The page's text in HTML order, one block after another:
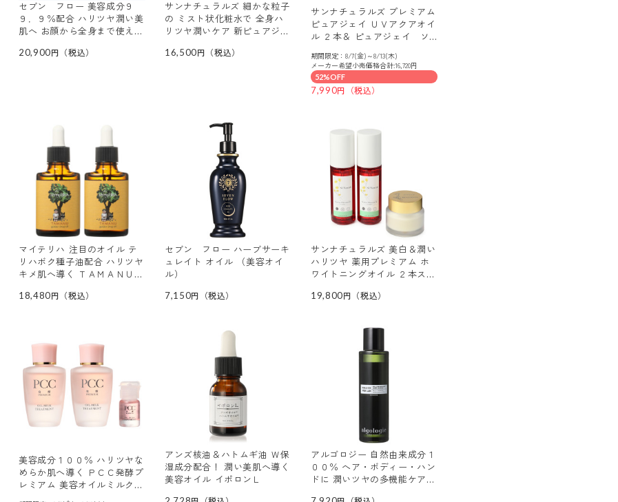
セブン フロー 美容成分９
９．９％配合 ハリツヤ潤い美
肌へ お顔から全身まで使え
オイル ３本分セット
20,900
サンナチュラルズ 細かな粒子
の ミスト状化粧水で 全身ハ
リツヤ潤いケア 新ピュアジェ
本セット
16,500
サンナチュラルズ プレミアム
ピュアジェイ ＵＶアクアオイ
ル ２本＆ ピュアジェイ ソ
期間限定：8/7(金)～8/13(木)
メーカー希望小売価格合計:16,720円
52%OFF
7,990
マイテリハ 注目のオイル テ
リハボク種子油配合 ハリツヤ
キメ肌へ導く ＴＡＭＡＮＵ
本セット
18,480
セブン フロー ハーブサーキ
ュレイト オイル （美容オイ
ル）
7,150
サンナチュラルズ 美白＆潤い
ハリツヤ 薬用プレミアム ホ
ワイトニングオイル ２本スペ
19,800
美容成分１００％ ハリツヤな
めらか肌へ導く ＰＣＣ発酵プ
レミアム 美容オイルミルク・
アンズ核油＆ハトムギ油 Ｗ保
湿成分配合！ 潤い美肌へ導く
美容オイル イポロンＬ
アルゴロジー 自然由来成分１
００％ へア・ボディー・ハン
ドに 潤いツヤの多機能ケア！